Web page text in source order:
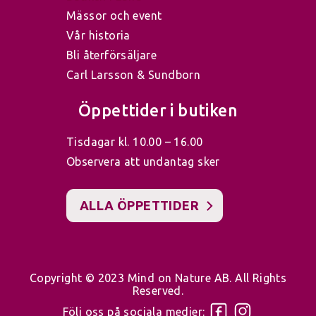
Alla GardenMind vattenkannor levereras
med en avtagbar stril som ger ett mjukt
och jämnt vattenflöde. Det hjälper vattnet
att fördelas skonsamt över jorden och
minskar risken att späda plantor,
nyplanterade frön eller känsliga rötter
skadas.
vattenkannan lika bra för större krukor,
medelhavsväxter eller bevattning direkt
Mässor och event
Vår historia
Bli återförsäljare
Carl Larsson & Sundborn
Öppettider i butiken
Tisdagar kl. 10.00 – 16.00
Observera att undantag sker
ALLA ÖPPETTIDER
Copyright © 2023 Mind on Nature AB. All Rights
Reserved.
Följ oss på sociala medier: